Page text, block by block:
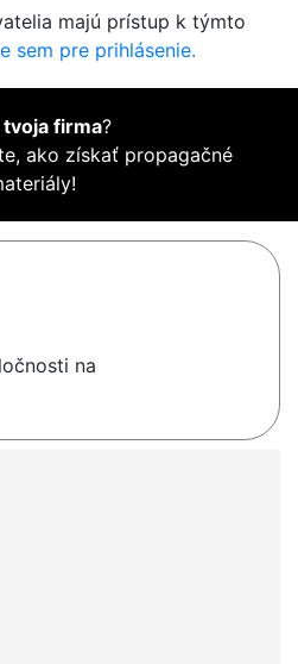
majú prístup k týmto
sem pre prihlásenie.
tvoja firma?
ako získať propagačné
na